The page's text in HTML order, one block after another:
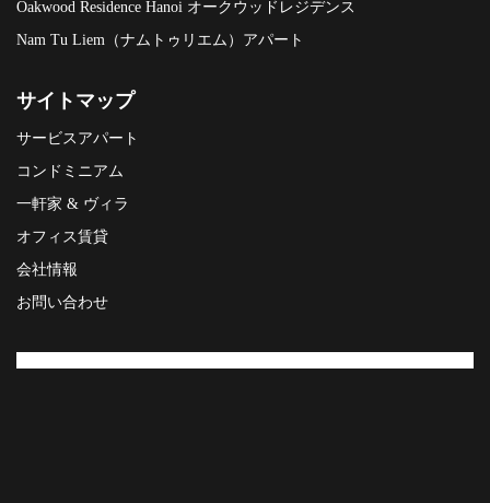
Oakwood Residence Hanoi オークウッドレジデンス
Nam Tu Liem（ナムトゥリエム）アパート
サイトマップ
サービスアパート
コンドミニアム
一軒家 & ヴィラ
オフィス賃貸
会社情報
お問い合わせ